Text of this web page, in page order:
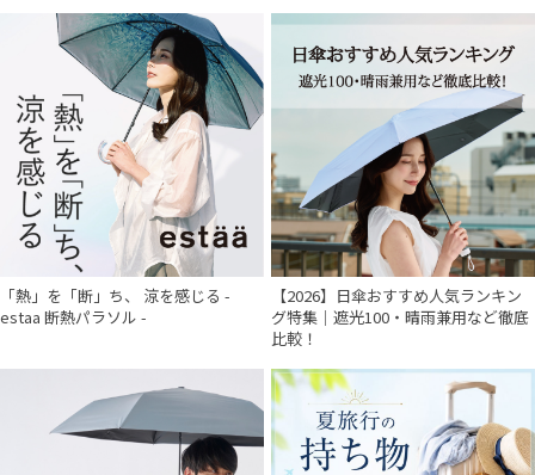
「熱」を「断」ち、 涼を感じる -
estaa 断熱パラソル -
【2026】日傘おすすめ人気ランキン
グ特集｜遮光100・晴雨兼用など徹底
比較！